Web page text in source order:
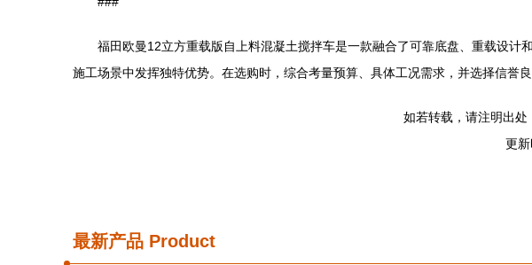
福田欧曼12立方重载版自上料混凝土搅拌车是一款融合了可靠底盘、重载设
施工场景中发挥独特优势。在选购时，综合考量预算、具体工况需求，并选择信誉
如若转载，请注明出
更
最新产品 Product